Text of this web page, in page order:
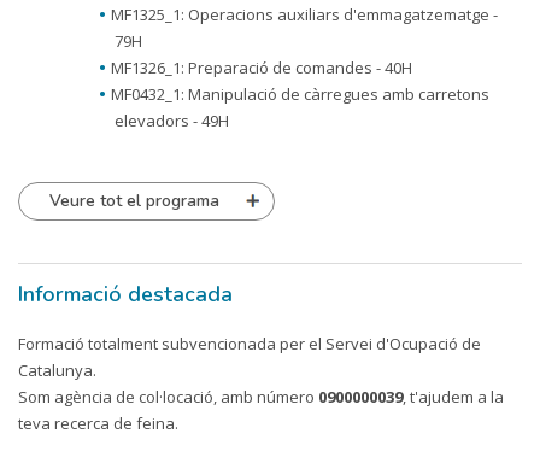
MF1325_1: Operacions auxiliars d'emmagatzematge -
79H
MF1326_1: Preparació de comandes - 40H
MF0432_1: Manipulació de càrregues amb carretons
elevadors - 49H
Veure tot el programa
Informació destacada
Formació totalment subvencionada per el Servei d'Ocupació de
Catalunya.
Som agència de col·locació, amb número 0900000039, t'ajudem a la
teva recerca de feina.